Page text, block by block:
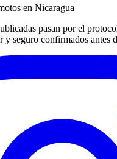
en Nicaragua
pasan por el
y seguro confirmados antes